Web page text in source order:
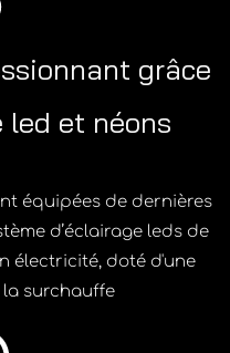
grâce
led et néons
équipées de dernières
d’éclairage leds de
électricité, doté d'une
surchauffe